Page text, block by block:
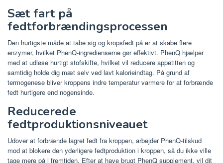
Sæt fart på
fedtforbrændingsprocessen
Den hurtigste måde at tabe sig og kropsfedt på er at skabe flere
enzymer, hvilket PhenQ-ingredienserne gør effektivt. PhenQ hjælper
med at udløse hurtigt stofskifte, hvilket vil reducere appetitten og
samtidig holde dig mæt selv ved lavt kalorieindtag. På grund af
termogenese bliver kroppens indre temperatur varmere for at forbrænde
fedt hurtigere end nogensinde.
Reducerede
fedtproduktionsniveauet
Udover at forbrænde lagret fedt fra kroppen, arbejder PhenQ-tilskud
mod at blokere den yderligere fedtproduktion i kroppen, så du ikke ville
tage mere på i fremtiden. Efter at have brugt PhenQ supplement, vil dit